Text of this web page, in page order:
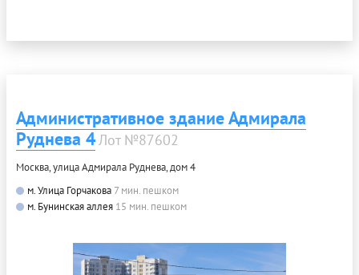
Административное здание Адмирала
Руднева 4Лот №87602
Москва, улица Адмирала Руднева, дом 4
м. Улица Горчакова 7 мин. пешком
м. Бунинская аллея 15 мин. пешком